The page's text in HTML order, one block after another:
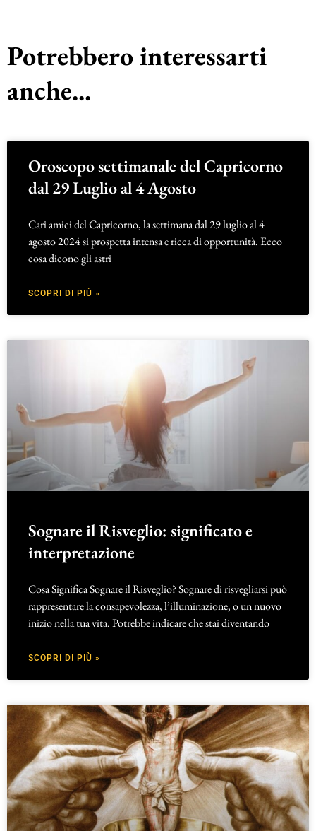
Potrebbero interessarti
anche...
Oroscopo settimanale del Capricorno
dal 29 Luglio al 4 Agosto
Cari amici del Capricorno, la settimana dal 29 luglio al 4
agosto 2024 si prospetta intensa e ricca di opportunità. Ecco
cosa dicono gli astri
SCOPRI DI PIÙ »
Sognare il Risveglio: significato e
interpretazione
Cosa Significa Sognare il Risveglio? Sognare di risvegliarsi può
rappresentare la consapevolezza, l’illuminazione, o un nuovo
inizio nella tua vita. Potrebbe indicare che stai diventando
SCOPRI DI PIÙ »